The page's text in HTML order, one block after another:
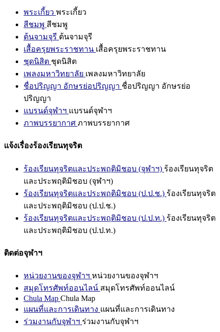
พระเกี้ยว พระเกี้ยว
สีชมพู สีชมพู
ต้นจามจุรี ต้นจามจุรี
เสื้อครุยพระราชทาน เสื้อครุยพระราชทาน
ชุดนิสิต ชุดนิสิต
เพลงมหาวิทยาลัย เพลงมหาวิทยาลัย
ชื่อปริญญา อักษรย่อปริญญา ชื่อปริญญา อักษรย่อ
ปริญญา
แบรนด์จุฬาฯ แบรนด์จุฬาฯ
ภาพบรรยากาศ ภาพบรรยากาศ
แจ้งเรื่องร้องเรียนทุจริต
ร้องเรียนทุจริตและประพฤติมิชอบ (จุฬาฯ) ร้องเรียนทุจริต
และประพฤติมิชอบ (จุฬาฯ)
ร้องเรียนทุจริตและประพฤติมิชอบ (ป.ป.ช.) ร้องเรียนทุจริต
และประพฤติมิชอบ (ป.ป.ช.)
ร้องเรียนทุจริตและประพฤติมิชอบ (ป.ป.ท.) ร้องเรียนทุจริต
และประพฤติมิชอบ (ป.ป.ท.)
ติดต่อจุฬาฯ
หน่วยงานของจุฬาฯ หน่วยงานของจุฬาฯ
สมุดโทรศัพท์ออนไลน์ สมุดโทรศัพท์ออนไลน์
Chula Map Chula Map
แผนที่และการเดินทาง แผนที่และการเดินทาง
ร่วมงานกับจุฬาฯ ร่วมงานกับจุฬาฯ